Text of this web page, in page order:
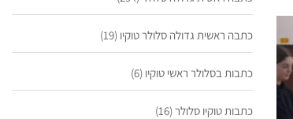
כתבה ראשית גדולה סלולר טוקיו (19)
כתבות בסלולר ראשי טוקיו (6)
כתבות טוקיו סלולר(16)